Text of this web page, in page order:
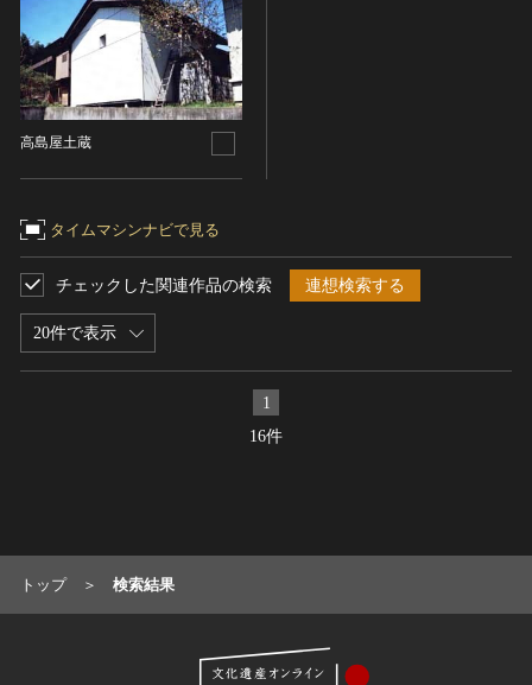
高島屋土蔵
タイムマシンナビで見る
20件で表示
チェックした関連作品の検索 連想検索する
16件
1
金工
漆芸
陶芸
その他
生活文化（食文化を除く）
食文化
その他
民俗
有形民俗文化財
集落跡
その他
名勝
トップ 検索結果